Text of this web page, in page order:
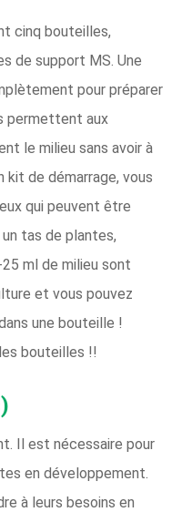
cinq bouteilles,
de support MS. Une
pour préparer
permettent aux
le milieu sans avoir à
kit de démarrage, vous
qui peuvent être
tas de plantes,
ml de milieu sont
et vous pouvez
une bouteille !
bouteilles !!
Il est nécessaire pour
en développement.
à leurs besoins en